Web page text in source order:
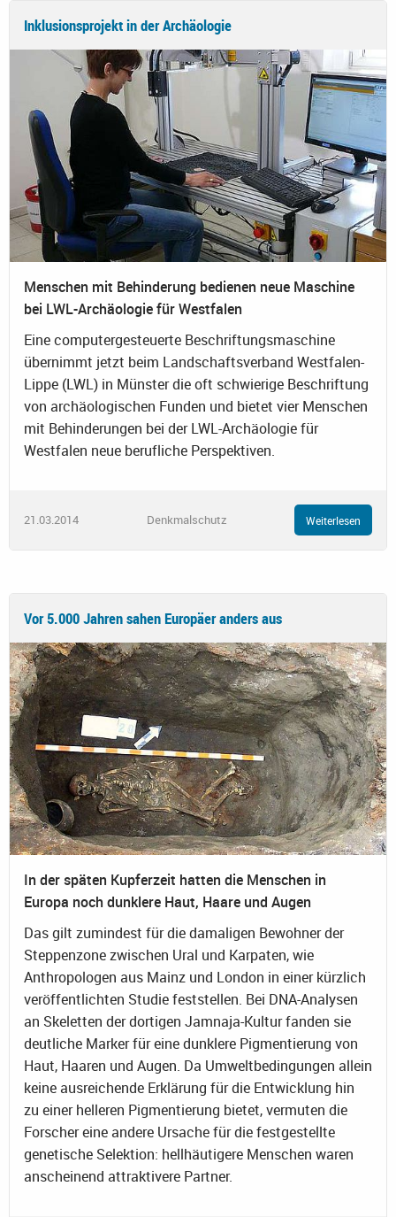
Inklusionsprojekt in der Archäologie
Menschen mit Behinderung bedienen neue Maschine
bei LWL-Archäologie für Westfalen
Eine computergesteuerte Beschriftungsmaschine
übernimmt jetzt beim Landschaftsverband Westfalen-
Lippe (LWL) in Münster die oft schwierige Beschriftung
von archäologischen Funden und bietet vier Menschen
mit Behinderungen bei der LWL-Archäologie für
Westfalen neue berufliche Perspektiven.
21.03.2014 Denkmalschutz Weiterlesen
Vor 5.000 Jahren sahen Europäer anders aus
In der späten Kupferzeit hatten die Menschen in
Europa noch dunklere Haut, Haare und Augen
Das gilt zumindest für die damaligen Bewohner der
Steppenzone zwischen Ural und Karpaten, wie
Anthropologen aus Mainz und London in einer kürzlich
veröffentlichten Studie feststellen. Bei DNA-Analysen
an Skeletten der dortigen Jamnaja-Kultur fanden sie
deutliche Marker für eine dunklere Pigmentierung von
Haut, Haaren und Augen. Da Umweltbedingungen allein
keine ausreichende Erklärung für die Entwicklung hin
zu einer helleren Pigmentierung bietet, vermuten die
Forscher eine andere Ursache für die festgestellte
genetische Selektion: hellhäutigere Menschen waren
anscheinend attraktivere Partner.